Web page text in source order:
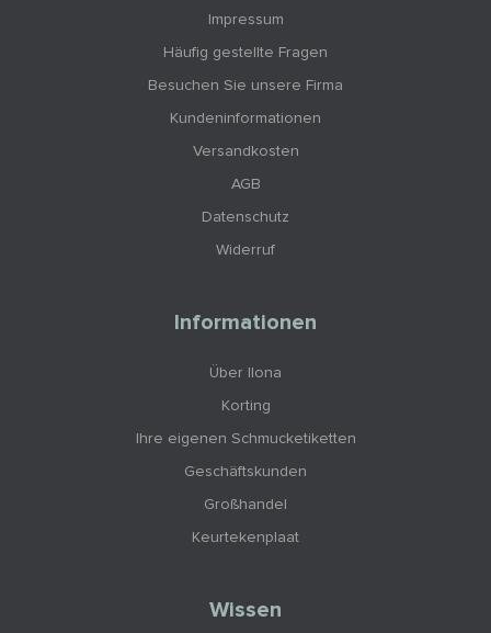
Impressum
Häufig gestellte Fragen
Besuchen Sie unsere Firma
Kundeninformationen
Versandkosten
AGB
Datenschutz
Widerruf
Informationen
Über Ilona
Korting
Ihre eigenen Schmucketiketten
Geschäftskunden
Großhandel
Keurtekenplaat
Wissen